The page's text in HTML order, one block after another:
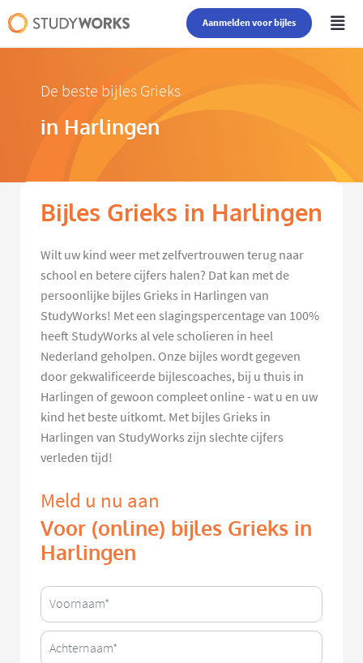
Aanmelden voor bijles
De beste bijles Grieks
in Harlingen
Bijles Grieks in Harlingen
Wilt uw kind weer met zelfvertrouwen terug naar
school en betere cijfers halen? Dat kan met de
persoonlijke bijles Grieks in Harlingen van
StudyWorks! Met een slagingspercentage van 100%
heeft StudyWorks al vele scholieren in heel
Nederland geholpen. Onze bijles wordt gegeven
door gekwalificeerde bijlescoaches, bij u thuis in
Harlingen of gewoon compleet online - wat u en uw
kind het beste uitkomt. Met bijles Grieks in
Harlingen van StudyWorks zijn slechte cijfers
verleden tijd!
Meld u nu aan
Voor (online) bijles Grieks in
Harlingen